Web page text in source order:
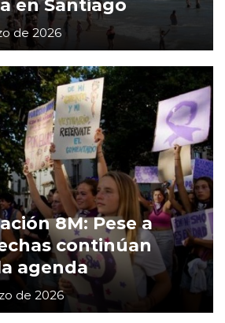
de 2026
8M: Pese a
continúan
agenda
de 2026